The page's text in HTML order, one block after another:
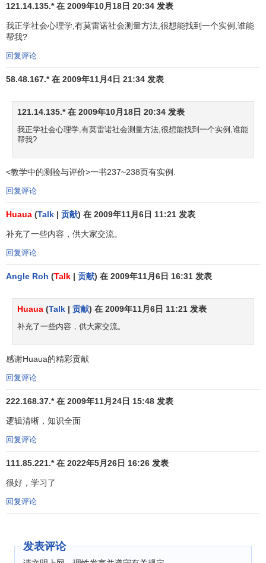
或消极特征的简短描述，让他们列出与这一系列描述相匹配
的人，然后根据这些选择做出分析。
社会测量法的结果分析
例如，要求学生被试选择两个自己最愿意一起学习的同
将成员以某些代号表示。见表1。横行（J）表示被选
者，总列（I）表示选择者，“1”表示选择，“0”表示不选择，自
己不选择自己。最后，可以计算出团体中每个成员被选的次
数。
这种分析方法主要适用于小团体，当团体增大时，很难
从数目差异中纵观整个人际关系
表1 莫雷诺的社会测量法矩阵分析
（二）图解分析
121.14.135.* 在 2009年10月18日 20:34 发表
我正学社会心理学,有莫雷诺社会测量方法,很想能找到一个实例,谁能
帮我?
回复评论
58.48.167.* 在 2009年11月4日 21:34 发表
121.14.135.* 在 2009年10月18日 20:34 发表
我正学社会心理学,有莫雷诺社会测量方法,很想能找到一个实例,谁能
帮我?
<教学中的测验与评价>一书237~238页有实例.
回复评论
Huaua (Talk | 贡献) 在 2009年11月6日 11:21 发表
补充了一些内容，供大家交流。
回复评论
Angle Roh (Talk | 贡献) 在 2009年11月6日 16:31 发表
Huaua (Talk | 贡献) 在 2009年11月6日 11:21 发表
补充了一些内容，供大家交流。
感谢Huaua的精彩贡献
回复评论
222.168.37.* 在 2009年11月24日 15:48 发表
逻辑清晰，知识全面
回复评论
111.85.221.* 在 2022年5月26日 16:26 发表
很好，学习了
回复评论
发表评论